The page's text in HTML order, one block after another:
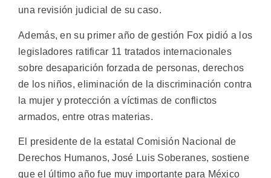
una revisión judicial de su caso.
Además, en su primer año de gestión Fox pidió a los
legisladores ratificar 11 tratados internacionales
sobre desaparición forzada de personas, derechos
de los niños, eliminación de la discriminación contra
la mujer y protección a víctimas de conflictos
armados, entre otras materias.
El presidente de la estatal Comisión Nacional de
Derechos Humanos, José Luis Soberanes, sostiene
que el último año fue muy importante para México